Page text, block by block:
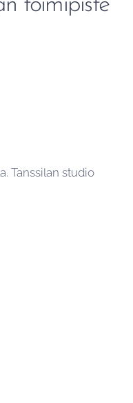
toimipiste
Tanssilan studio